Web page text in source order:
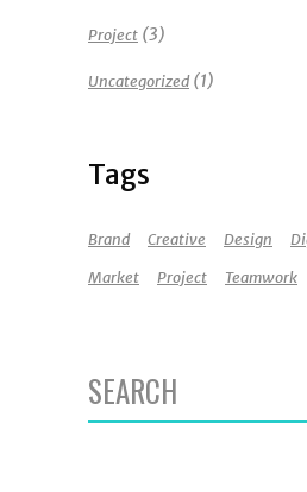
Project (3)
Uncategorized(1)
Tags
Brand Creative Design
Market
Project Teamwork
Search
for: